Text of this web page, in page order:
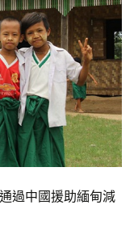
過中國援助緬甸減